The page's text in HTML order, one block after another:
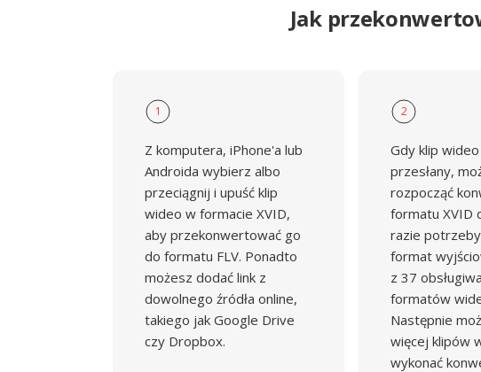
Jak
1
Z komputera, iPhone'a lub
Androida wybierz albo
przeciągnij i upuść klip
wideo w formacie XVID,
aby przekonwertować go
do formatu FLV. Ponadto
możesz dodać link z
dowolnego źródła online,
takiego jak Google Drive
czy Dropbox.
2
Gdy klip
przesłany,
rozpocząć
formatu XVID
razie
format
z 37
formatów
Następnie
więcej klipów
wykonać